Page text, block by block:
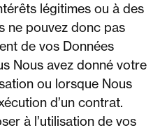
légitimes ou à des
ne pouvez donc pas
de vos Données
Nous avez donné votre
ou lorsque Nous
d’un contrat.
à l’utilisation de vos